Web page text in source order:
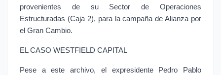
provenientes de su Sector de Operaciones
Estructuradas (Caja 2), para la campaña de Alianza por
el Gran Cambio.
EL CASO WESTFIELD CAPITAL
Pese a este archivo, el expresidente Pedro Pablo